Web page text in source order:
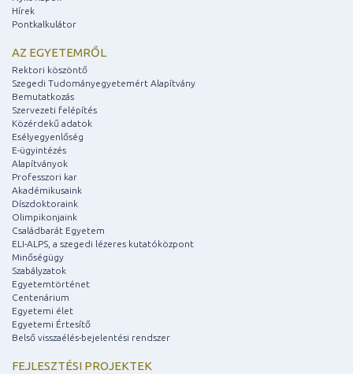
Hírek
Pontkalkulátor
AZ EGYETEMRŐL
Rektori köszöntő
Szegedi Tudományegyetemért Alapítvány
Bemutatkozás
Szervezeti felépítés
Közérdekű adatok
Esélyegyenlőség
E-ügyintézés
Alapítványok
Professzori kar
Akadémikusaink
Díszdoktoraink
Olimpikonjaink
Családbarát Egyetem
ELI-ALPS, a szegedi lézeres kutatóközpont
Minőségügy
Szabályzatok
Egyetemtörténet
Centenárium
Egyetemi élet
Egyetemi Értesítő
Belső visszaélés-bejelentési rendszer
FEJLESZTÉSI PROJEKTEK